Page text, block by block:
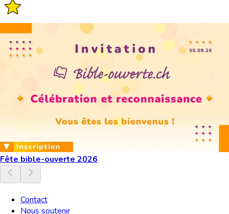
Fête bible-ouverte 2026
Contact
Nous soutenir